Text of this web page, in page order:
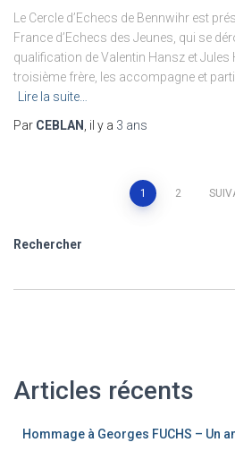
Le Cercle d’Echecs de Bennwihr est
France d’Echecs des Jeunes, qui se
qualification de Valentin Hansz et Jules
troisième frère, les accompagne et
Lire la suite…
Par CEBLAN , il y a 3 ans
Pagination
des
1 2
Rechercher
Articles récents
Hommage à Georges FUCHS – Un